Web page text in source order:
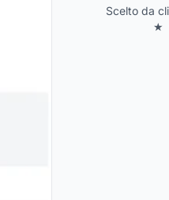
Scelto da
★